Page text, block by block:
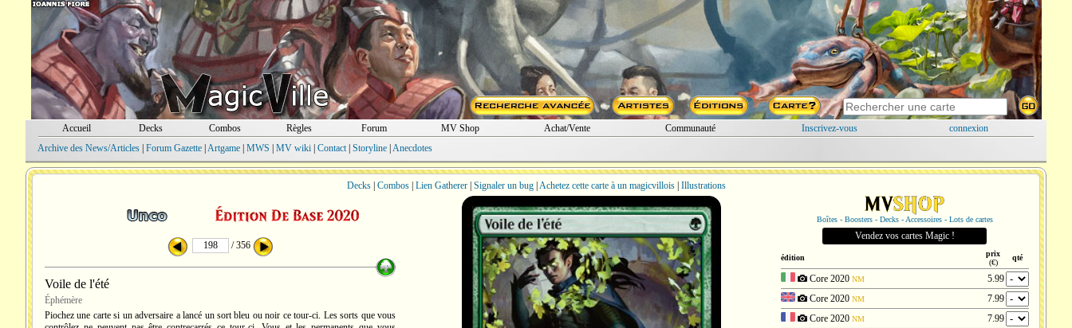
Accueil Decks Combos Règles Forum MV Shop Achat/Vente Communauté Inscrivez-vous
connexion
Archive des News/Articles| Forum Gazette| Artgame| MWS MV wiki| Contact| Storyline| Anecdotes
Decks| Combos| Lien Gatherer| Signaler un bug| Achetez cette carte à un magicvillois| Illustrations
/ 356
Voile de l'été
Éphémère
Piochez une carte si un adversaire a lancé un sort bleu ou noir ce tour-ci. Les sorts que vous
Boîtes - Boosters - Decks - Accessoires - Lots de cartes
Vendez vos cartes Magic !
édition
prix
(€)
qté
Core 2020 NM
5.99
Core 2020 NM
7.99
Core 2020 NM
7.99